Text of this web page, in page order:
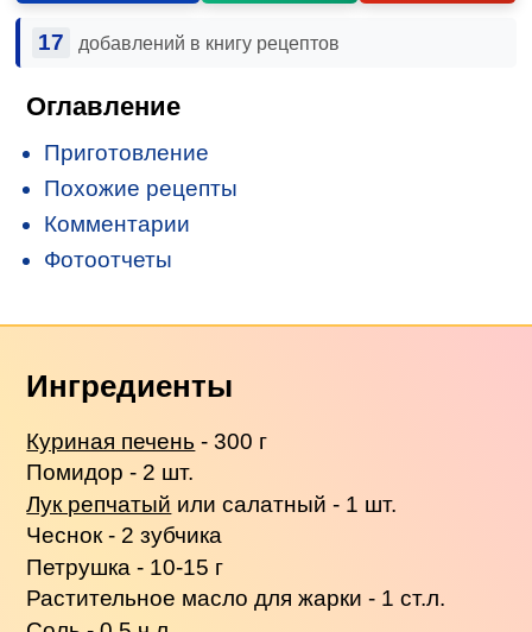
17 добавлений в книгу рецептов
Оглавление
Приготовление
Похожие рецепты
Комментарии
Фотоотчеты
Ингредиенты
Куриная печень - 300 г
Помидор - 2 шт.
Лук репчатый или салатный - 1 шт.
Чеснок - 2 зубчика
Петрушка - 10-15 г
Растительное масло для жарки - 1 ст.л.